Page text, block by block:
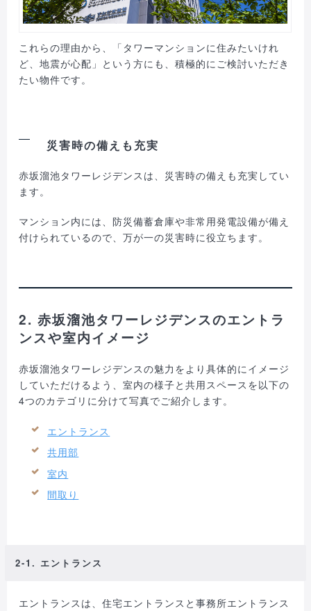
これらの理由から、「タワーマンションに住みたいけれ
ど、地震が心配」という方にも、積極的にご検討いただき
たい物件です。
災害時の備えも充実
赤坂溜池タワーレジデンスは、災害時の備えも充実してい
ます。
マンション内には、防災備蓄倉庫や非常用発電設備が備え
付けられているので、万が一の災害時に役立ちます。
2. 赤坂溜池タワーレジデンスのエントラ
ンスや室内イメージ
赤坂溜池タワーレジデンスの魅力をより具体的にイメージ
していただけるよう、室内の様子と共用スペースを以下の
4つのカテゴリに分けて写真でご紹介します。
エントランス
共用部
室内
間取り
2-1. エントランス
エントランスは、住宅エントランスと事務所エントランス